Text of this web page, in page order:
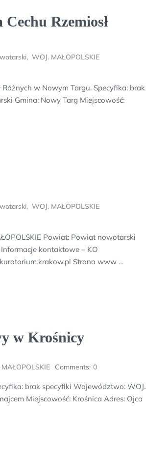
Rzemiosł
, WOJ. MAŁOPOLSKIE
w Nowym Targu. Specyfika: brak
Gmina: Nowy Targ Miejscowość:
, WOJ. MAŁOPOLSKIE
Powiat: Powiat nowotarski
kontaktowe – KO
Strona www …
w Krośnicy
Comments: 0
brak specyfiki Województwo: WOJ.
Miejscowość: Krośnica Adres: Ojca